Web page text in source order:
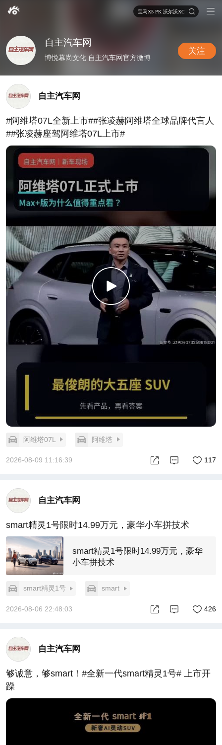
宝马X5 PK 沃尔沃XC90
自主汽车网
博悦幕尚文化 自主汽车网官方微博
关注
自主汽车网
#阿维塔07L全新上市##张凌赫阿维塔全球品牌代言人
##张凌赫座驾阿维塔07L上市#
阿维塔07L 阿维塔
2026-08-09 11:16:39 117
自主汽车网
smart精灵1号限时14.99万元，豪华小车拼技术
smart精灵1号限时14.99万元，豪华
小车拼技术
smart精灵1号 smart
2026-08-06 22:48:03 426
自主汽车网
够诚意，够smart！#全新一代smart精灵1号# 上市开
躁